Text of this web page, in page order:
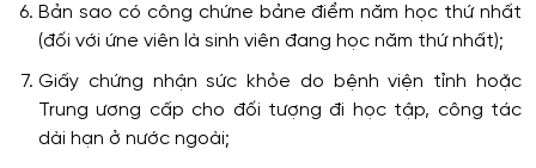
Bản sao có công chứne bảne điểm năm học thứ nhất
(đối với ứne viên là sinh viên đang học năm thứ nhất);
Giấy chứng nhận sức khỏe do bệnh viện tỉnh hoặc
Trung ương cấp cho đối tượng đi học tập, công tác
dài hạn ở nước ngoài;